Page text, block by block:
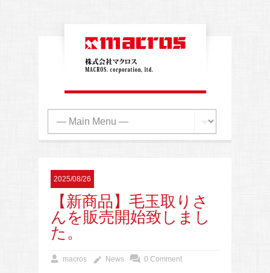
2025/08/26
【新商品】毛玉取りさ
んを販売開始致しまし
た。
macros News 0 Comment